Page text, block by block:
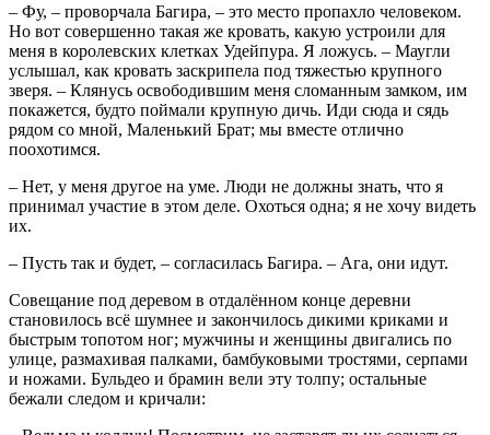
– Фу, – проворчала Багира, – это место пропахло человеком.
Но вот совершенно такая же кровать, какую устроили для
меня в королевских клетках Удейпура. Я ложусь. – Маугли
услышал, как кровать заскрипела под тяжестью крупного
зверя. – Клянусь освободившим меня сломанным замком, им
покажется, будто поймали крупную дичь. Иди сюда и сядь
рядом со мной, Маленький Брат; мы вместе отлично
поохотимся.
– Нет, у меня другое на уме. Люди не должны знать, что я
принимал участие в этом деле. Охоться одна; я не хочу видеть
их.
– Пусть так и будет, – согласилась Багира. – Ага, они идут.
Совещание под деревом в отдалённом конце деревни
становилось всё шумнее и закончилось дикими криками и
быстрым топотом ног; мужчины и женщины двигались по
улице, размахивая палками, бамбуковыми тростями, серпами
и ножами. Бульдео и брамин вели эту толпу; остальные
бежали следом и кричали: